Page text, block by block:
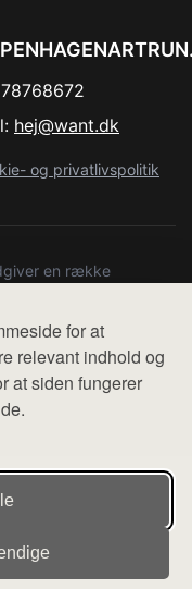
for at
relevant indhold og
at siden fungerer
hej@want.dk
og privatlivspolitik
en række
fra denne side - vi
Vi har heller ikke
forbeholdes.